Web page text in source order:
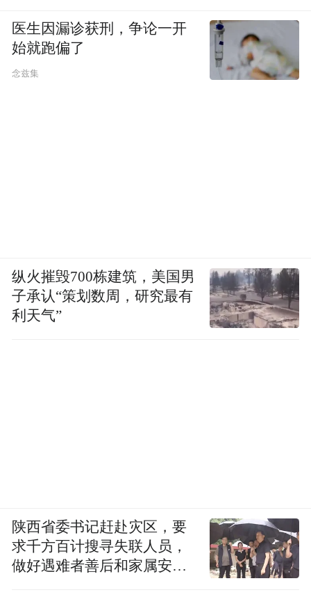
医生因漏诊获刑，争论一开
始就跑偏了
念兹集
纵火摧毁700栋建筑，美国男
子承认“策划数周，研究最有
利天气”
陕西省委书记赶赴灾区，要
求千方百计搜寻失联人员，
做好遇难者善后和家属安抚